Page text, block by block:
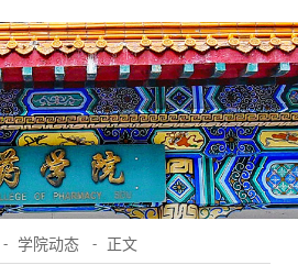
学院动态 - 正文